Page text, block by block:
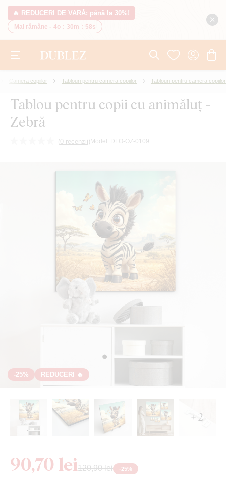
🔥 REDUCERI DE VARĂ: până la 30%!
Mai rămâne - 4o : 30m : 57s
Camera copiilor Tablouri pentru camera copiilor Tablouri pentru camera copiilor
Tablou pentru copii cu animăluț -
Zebră
(0 recenzii) Model: DFO-OZ-0109
-25% REDUCERI 🔥
+ 2
90,70 lei120,90 lei -25%